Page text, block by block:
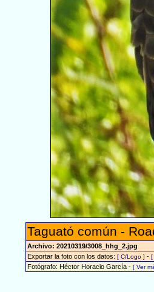
Taguató común -
Archivo: 20210319/3008_hhg_2.jpg
Exportar la foto con los datos: [ C/Logo ] - [
Fotógrafo: Héctor Horacio García - [ Ver